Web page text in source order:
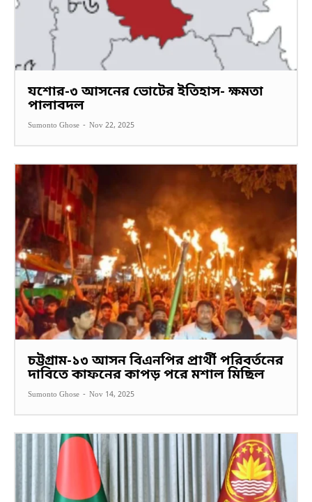
যশোর-৩ আসনের ভোটের ইতিহাস- ক্ষমতা
পালাবদল
Sumonto Ghose - Nov 22, 2025
চট্টগ্রাম-১৩ আসন বিএনপির প্রার্থী পরিবর্তনের
দাবিতে কাফনের কাপড় পরে মশাল মিছিল
Sumonto Ghose - Nov 14, 2025